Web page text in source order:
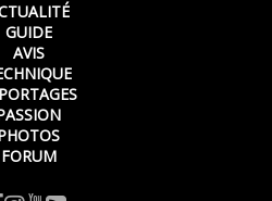
GUIDE
AVIS
FORUM